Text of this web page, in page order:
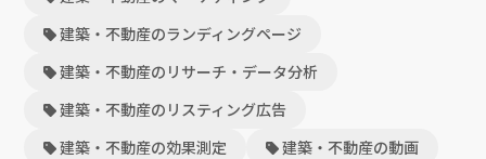
建築・不動産のランディングページ
建築・不動産のリサーチ・データ分析
建築・不動産のリスティング広告
建築・不動産の効果測定
建築・不動産の動画